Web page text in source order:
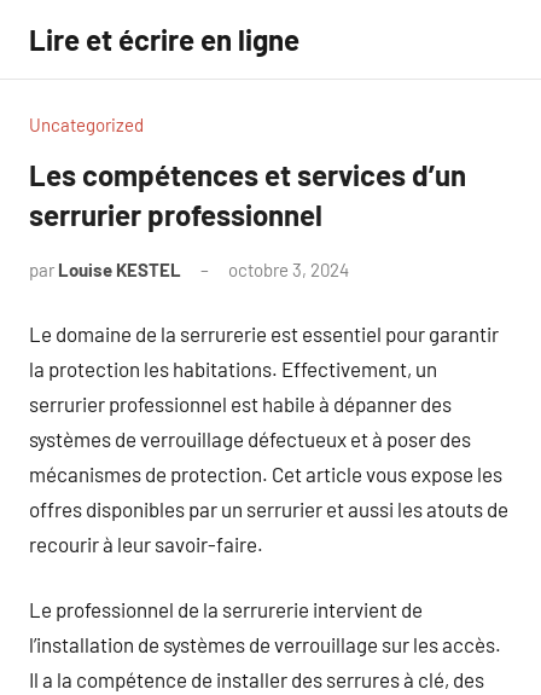
contenu
Lire et écrire en ligne
Uncategorized
Les compétences et services d’un
serrurier professionnel
par Louise KESTEL octobre 3, 2024
Le domaine de la serrurerie est essentiel pour garantir
la protection les habitations. Effectivement, un
serrurier professionnel est habile à dépanner des
systèmes de verrouillage défectueux et à poser des
mécanismes de protection. Cet article vous expose les
offres disponibles par un serrurier et aussi les atouts de
recourir à leur savoir-faire.
Le professionnel de la serrurerie intervient de
l’installation de systèmes de verrouillage sur les accès.
Il a la compétence de installer des serrures à clé, des